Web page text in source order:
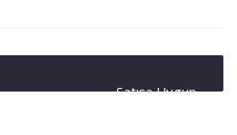
Satışa Uygun